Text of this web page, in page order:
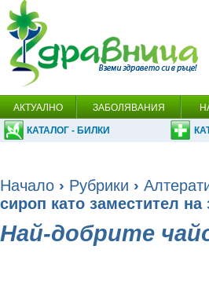
АКТУАЛНО ЗАБОЛЯВАНИЯ
КАТАЛОГ - БИЛКИ
Начало › Рубрики ›
сироп като заместител на
Най-добрите